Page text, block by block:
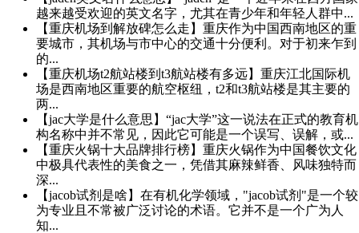
越来越受欢迎的英文名字，尤其在青少年和年轻人群中...
【重庆机场到解放碑怎么走】重庆作为中国西南地区的重
要城市，其机场与市中心的交通十分便利。对于初来乍到
的...
【重庆机场t2航站楼到t3航站楼有多远】重庆江北国际机
场是西南地区重要的航空枢纽，t2和t3航站楼是其主要的
两...
【jac大学是什么意思】“jac大学”这一说法在正式的教育机
构名称中并不常见，因此它可能是一个误写、误解，或...
【重庆火锅十大品牌排行榜】重庆火锅作为中国餐饮文化
中极具代表性的美食之一，凭借其麻辣鲜香、风味独特而
深...
【jacob试剂是啥】在有机化学领域，"jacob试剂"是一个较
为专业且不常被广泛讨论的术语。它并不是一个广为人
知...